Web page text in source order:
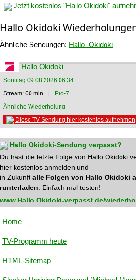
Jetzt kostenlos "Hallo Okidoki"
Hallo Okidoki
Ähnliche Sendungen: Hallo_Okidoki
Hallo Okidoki
Sonntag 09.08.2026 06:34
Stream: 60 min |
Pro-7
Ähnliche Wiederholung
Diese TV-Sendung hier kostenlos aufnehmen
Hallo Okidoki-Sendung verpasst?
Du hast die letzte Folge von Hallo Okidoki
hier kostenlos anmelden und
in Zukunft alle Folgen von Hallo Okidoki
runterladen . Einfach mal testen!
www.Hallo Okidoki-verpasst.de/
Home
TV-Programm heute
HTML-Sitemap